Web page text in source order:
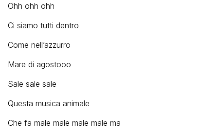
Ohh ohh ohh
Ci siamo tutti dentro
Come nell’azzurro
Mare di agostooo
Sale sale sale
Questa musica animale
Che fa male male male male ma